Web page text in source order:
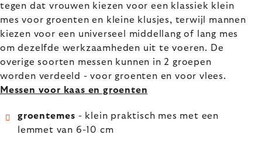
tegen dat vrouwen kiezen voor een klassiek klein
mes voor groenten en kleine klusjes, terwijl mannen
kiezen voor een universeel middellang of lang mes
om dezelfde werkzaamheden uit te voeren. De
overige soorten messen kunnen in 2 groepen
worden verdeeld - voor groenten en voor vlees.
Messen voor kaas en groenten
groentemes - klein praktisch mes met een
lemmet van 6-10 cm